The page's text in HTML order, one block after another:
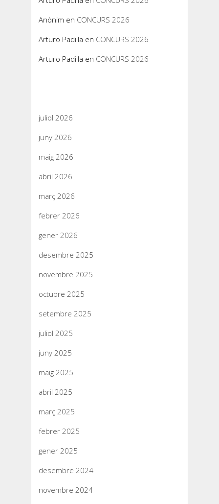
Anònim en CONCURS 2026
Arturo Padilla en CONCURS 2026
Arturo Padilla en CONCURS 2026
juliol 2026
juny 2026
maig 2026
abril 2026
març 2026
febrer 2026
gener 2026
desembre 2025
novembre 2025
octubre 2025
setembre 2025
juliol 2025
juny 2025
maig 2025
abril 2025
març 2025
febrer 2025
gener 2025
desembre 2024
novembre 2024